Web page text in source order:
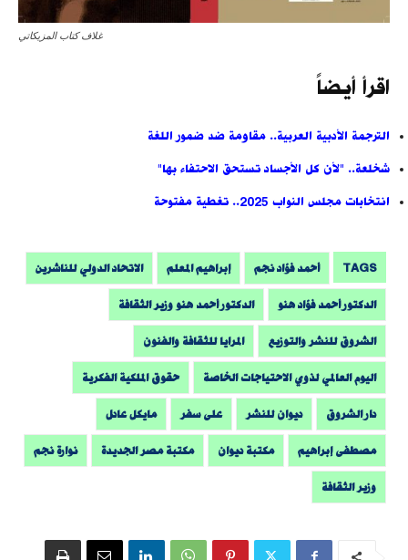
غلاف كتاب المزيكاتي
اقرأ أيضاً
الترجمة الأدبية العربية.. مقاومة ضد ضمور اللغة
شخلعة.. "لأن كل الأجساد تستحق الاحتفاء بها"
انتخابات مجلس النواب 2025.. تغطية مفتوحة
TAGS أحمد فؤاد نجم إبراهيم المعلم الاتحاد الدولي للناشرين
الدكتور أحمد فؤاد هنو الدكتور أحمد هنو وزير الثقافة
الشروق للنشر والتوزيع المرايا للثقافة والفنون
اليوم العالمي لذوي الاحتياجات الخاصة حقوق الملكية الفكرية
دار الشروق ديوان للنشر على سفر مايكل عادل
مصطفى إبراهيم مكتبة ديوان مكتبة مصر الجديدة نوارة نجم
وزير الثقافة